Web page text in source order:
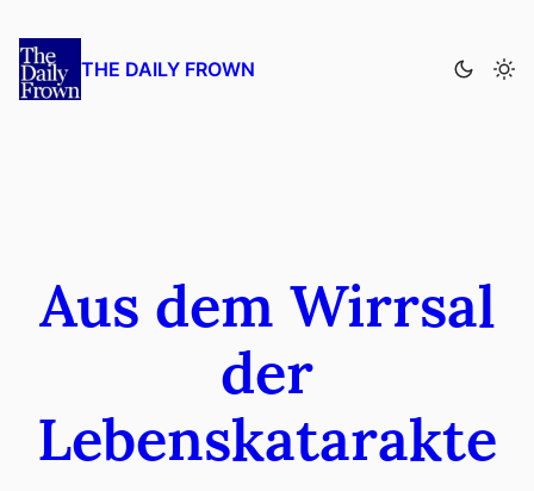
Inhalt
springen
THE DAILY FROWN
Aus dem Wirrsal
der
Lebenskatarakte